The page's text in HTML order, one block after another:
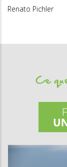
Renato Pichler
Ce